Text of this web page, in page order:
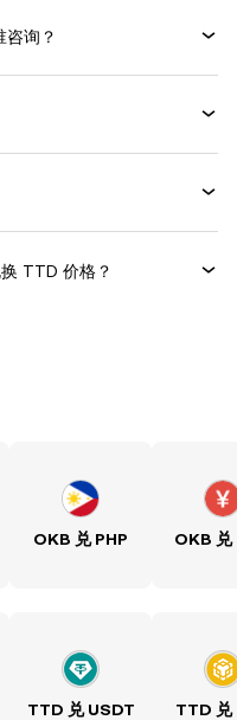
咨询？
TTD 价格？
OKB 兑 PHP OKB 兑
TTD 兑 USDT TTD 兑